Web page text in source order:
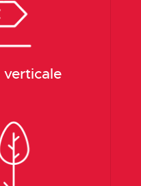
verticale